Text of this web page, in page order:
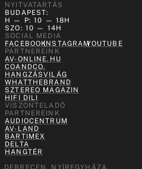
NYITVATARTÁS
BUDAPEST:
H — P: 10 — 18H
SZO: 10 — 14H
SOCIAL MEDIA
FACEBOOKINSTAGRAMYOUTUBE
PARTNEREINK
AV-ONLINE.HU
COANDCO.
HANGZÁSVILÁG
WHATTHEBRAND
SZTEREO MAGAZIN
HIFI DILI
VISZONTELADÓ
PARTNEREINK
AUDIOCENTRUM
AV-LAND
BARTIMEX
DELTA
HANGTÉR